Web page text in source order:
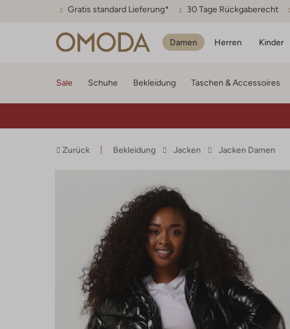
Gratis standard Lieferung* 30 Tage Rückgaberecht
Damen Herren Kinder
Sale Schuhe Bekleidung Taschen & Accessoires
Zurück Bekleidung Jacken Jacken Damen